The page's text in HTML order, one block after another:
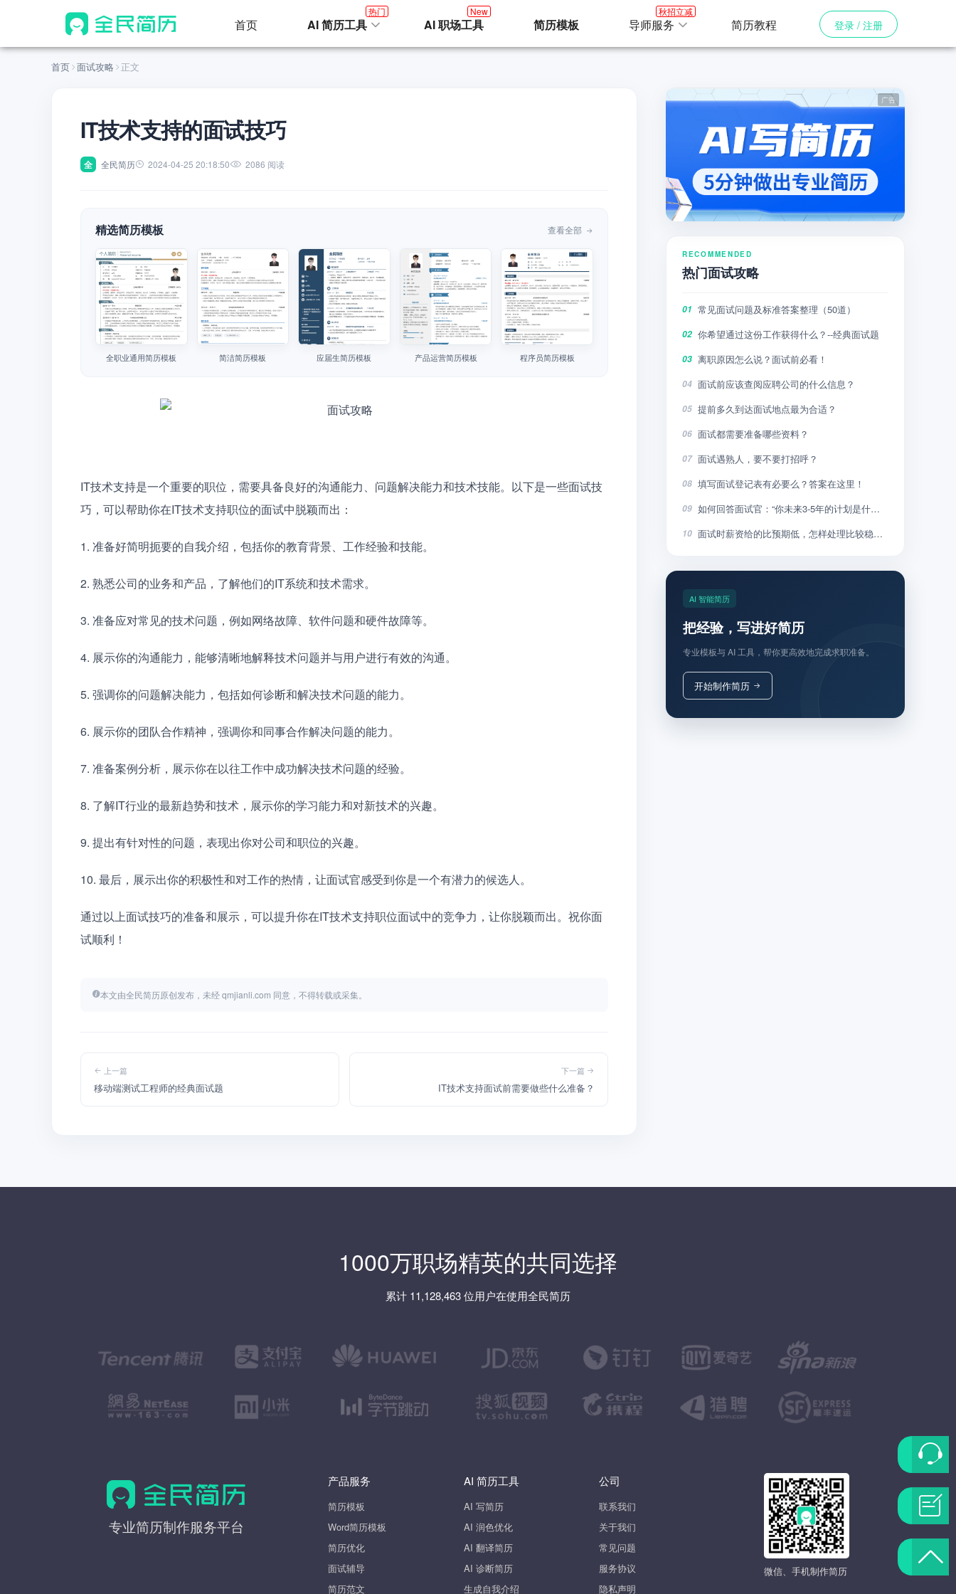
首页 AI 简历工具
热门
AI 职场工具
New
简历模板 导师服务
秋招立减
简历教程 登录 / 注册
首页 面试攻略 正文
IT技术支持的面试技巧
全 全民简历 2024-04-25 20:18:50 2086 阅读
精选简历模板 查看全部
全职业通用简历模板 简洁简历模板 应届生简历模板 产品运营简历模板 程序员简历模板
IT技术支持是一个重要的职位，需要具备良好的沟通能力、问题解决能力和技术技能。以下是一些面试技
巧，可以帮助你在IT技术支持职位的面试中脱颖而出：
1. 准备好简明扼要的自我介绍，包括你的教育背景、工作经验和技能。
2. 熟悉公司的业务和产品，了解他们的IT系统和技术需求。
3. 准备应对常见的技术问题，例如网络故障、软件问题和硬件故障等。
4. 展示你的沟通能力，能够清晰地解释技术问题并与用户进行有效的沟通。
5. 强调你的问题解决能力，包括如何诊断和解决技术问题的能力。
6. 展示你的团队合作精神，强调你和同事合作解决问题的能力。
7. 准备案例分析，展示你在以往工作中成功解决技术问题的经验。
8. 了解IT行业的最新趋势和技术，展示你的学习能力和对新技术的兴趣。
9. 提出有针对性的问题，表现出你对公司和职位的兴趣。
10. 最后，展示出你的积极性和对工作的热情，让面试官感受到你是一个有潜力的候选人。
通过以上面试技巧的准备和展示，可以提升你在IT技术支持职位面试中的竞争力，让你脱颖而出。祝你面
试顺利！
本文由全民简历原创发布，未经 qmjianli.com 同意，不得转载或采集。
上一篇
移动端测试工程师的经典面试题
下一篇
IT技术支持面试前需要做些什么准备？
RECOMMENDED
热门面试攻略
01 常见面试问题及标准答案整理（50道）
02 你希望通过这份工作获得什么？--经典面试题
03 离职原因怎么说？面试前必看！
04 面试前应该查阅应聘公司的什么信息？
05 提前多久到达面试地点最为合适？
06 面试都需要准备哪些资料？
07 面试遇熟人，要不要打招呼？
08 填写面试登记表有必要么？答案在这里！
09 如何回答面试官：“你未来3-5年的计划是什么”？
10 面试时薪资给的比预期低，怎样处理比较稳妥？
AI 智能简历
把经验，写进好简历
专业模板与 AI 工具，帮你更高效地完成求职准备。
开始制作简历
1000万职场精英的共同选择
累计 11,128,463 位用户在使用全民简历
全
专业简历制作服务平台
产品服务
简历模板
Word简历模板
简历优化
面试辅导
简历范文
AI 简历工具
AI 写简历
AI 润色优化
AI 翻译简历
AI 诊断简历
生成自我介绍
公司
联系我们
关于我们
常见问题
服务协议
隐私声明
微信、手机制作简历
联
系
客
服
题
反
返